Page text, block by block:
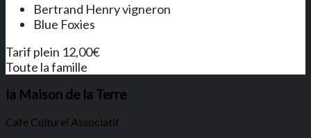
Bertrand Henry vigneron
Blue Foxies
Tarif plein 12,00€
Toute la famille
la Maison de la Terre
Café Culturel Associatif